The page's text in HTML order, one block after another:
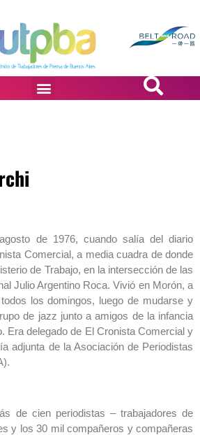
de 1976, cuando salía del diario
Comercial, a media cuadra de donde
de Trabajo, en la intersección de las
Julio Argentino Roca. Vivió en Morón, a
los domingos, luego de mudarse y
de jazz junto a amigos de la infancia
Era delegado de El Cronista Comercial y
adjunta de la Asociación de Periodistas
de cien periodistas – trabajadores de
y los 30 mil compañeros y compañeras